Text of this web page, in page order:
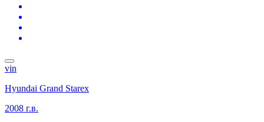
vin
Hyundai Grand Starex
2008 г.в.